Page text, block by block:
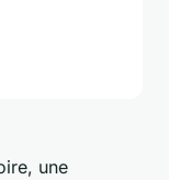
une